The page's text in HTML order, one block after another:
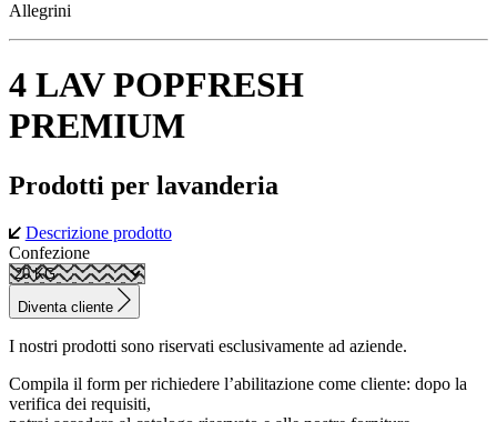
Allegrini
4 LAV POPFRESH
PREMIUM
Prodotti per lavanderia
Descrizione prodotto
Confezione
Diventa cliente
I nostri prodotti sono riservati esclusivamente ad aziende.
Compila il form per richiedere l’abilitazione come cliente: dopo la
verifica dei requisiti,